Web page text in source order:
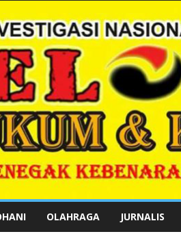
OLAHRAGA JURNALIS